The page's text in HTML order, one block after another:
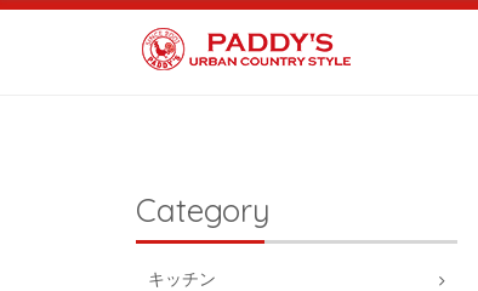
Category
キッチン